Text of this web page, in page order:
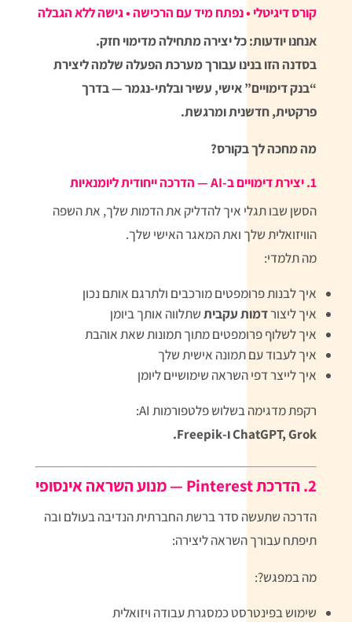
קורס דיגיטלי • נפתח מיד עם הרכישה • גישה ללא הגבלה
אנחנו יודעות: כל יצירה מתחילה מדימוי חזק.
בסדנה הזו בנינו עבורך מערכת הפעלה שלמה ליצירת
“בנק דימויים” אישי, עשיר ובלתי-נגמר — בדרך
פרקטית, חדשנית ומרגשת.
מה מחכה לך בקורס?
1. יצירת דימויים ב-AI — הדרכה ייחודית ליומנאיות
הסשן שבו תגלי איך להדליק את הדמות שלך, את השפה
הוויזואלית שלך ואת המאגר האישי שלך.
מה תלמדי:
איך לבנות פרומפטים מורכבים ולתרגם אותם נכון
איך ליצורדמות עקביתשתלווה אותך ביומן
איך לשלוף פרומפטים מתוך תמונות שאת אוהבת
איך לעבוד עם תמונה אישית שלך
איך לייצר דפי השראה שימושיים ליומן
רקפת מדגימה בשלוש פלטפורמות AI:
ChatGPT, Grok ו-Freepik.
2. הדרכת Pinterest — מנוע השראה אינסופי
הדרכה שתעשה סדר ברשת החברתית הנדיבה בעולם ובה
תיפתח עבורך השראה ליצירה:
מה במפגש?:
שימוש בפינטרסט כמסגרת עבודה ויזואלית